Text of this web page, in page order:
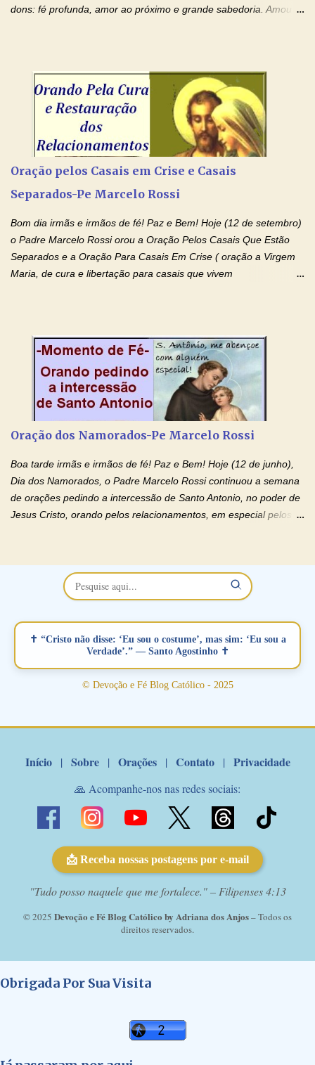
dons: fé profunda, amor ao próximo e grande sabedoria. Amou a
Senhor Jesus Cristo, vosso Filho, na unidade do Espírito Santo.
Amém. Novena a Nhá Chica (Oração para obter os favores
celestiais através da intercessão da Serva de Deus Nhá Chica)
(Rezar durante nove dias seguidos ou intercalados) Nhá Chica,
recorro a vós como intercessora entre a Bondade Divina e as
necessidades humanas. Peço-vos, como favor espiritual, que
entregueis nas mãos do Santíssimo o meu pedido urgente (Fazer
o pedido). Acolhei, Nhá Chica, no vosso coração bondoso as
Oração pelos Casais em Crise e Casais
Separados-Pe Marcelo Rossi
Bom dia irmãs e irmãos de fé! Paz e Bem! Hoje (12 de setembro)
o Padre Marcelo Rossi orou a Oração Pelos Casais Que Estão
Separados e a Oração Para Casais Em Crise ( oração a Virgem
Maria, de cura e libertação para casais que vivem
no programa de rádio Momento de Fé, pela cura dos
relacionamentos. Seu relacionamento está doente? Você está
sofrendo? Então ouça o Momento de Fé e entre nesta corrente
de orações abençoadas, d eixe o Amor Ágape de Jesus curar e
restaurar você e seu relacionamento. Adriana-Devoção e Fé
Oração Pelos Casais Que Estão Separados Casais que estão
separados, devido ao envolvimento de outras pessoas no
relacionamento e que minaram, espiritualmente, a relação do
casal. Vamos orar (coloque o seu esposo ou esposa diante de
Deus). "Senhor Jesus, restaura os laços ...
Oração dos Namorados-Pe Marcelo Rossi
Boa tarde irmãs e irmãos de fé! Paz e Bem! Hoje (12 de junho),
Dia dos Namorados, o Padre Marcelo Rossi continuou a semana
de orações pedindo a intercessão de Santo Antonio, no poder de
Jesus Cristo, orando pelos relacionamentos, em especial pelos
maravilhosos cartões que coloquei aqui para vocês. Não perca
esta abençoada semana no Momento de Fé do Padre Marcelo,
vamos juntos formar esta forte corrente de orações. Você que
verdadeiro, ou que está com problemas no relacionamento
amoroso, creia na poderosa intercessão deste santo amigo:
Santo Antonio! Tenha fé, não desista, pois ele intercede por nós
junto a Jesus! Fique no Amor Ágape de Jesus e no Amor Materno
✝ “Cristo não disse: ‘Eu sou o costume’, mas sim: ‘Eu sou a
Verdade’.” — Santo Agostinho ✝
© Devoção e Fé Blog Católico - 2025
Início | Sobre | Orações | Contato | Privacidade
🙏 Acompanhe-nos nas redes sociais:
📩 Receba nossas postagens por e-mail
"Tudo posso naquele que me fortalece." – Filipenses 4:13
© 2025 Devoção e Fé Blog Católico by Adriana dos Anjos– Todos os
direitos reservados.
Obrigada Por Sua Visita